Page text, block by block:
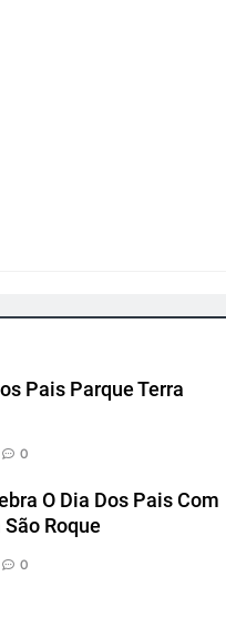
Pais Parque Terra
0
O Dia Dos Pais Com
Roque
0